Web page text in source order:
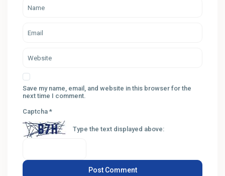
Save my name, email, and website in this browser for the
next time I comment.
Captcha*
Type the text displayed above: